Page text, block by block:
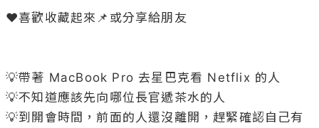
❤️喜歡收藏起來📌或分享給朋友
💡帶著 MacBook Pro 去星巴克看 Netflix 的人
💡不知道應該先向哪位長官遞茶水的人
💡到開會時間，前面的人還沒離開，趕緊確認自己有